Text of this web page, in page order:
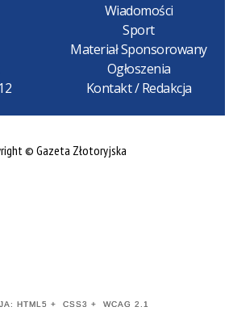
Wiadomości
Sport
Materiał Sponsorowany
Ogłoszenia
Kontakt / Redakcja
© Gazeta Złotoryjska
HTML5 + CSS3 + WCAG 2.1